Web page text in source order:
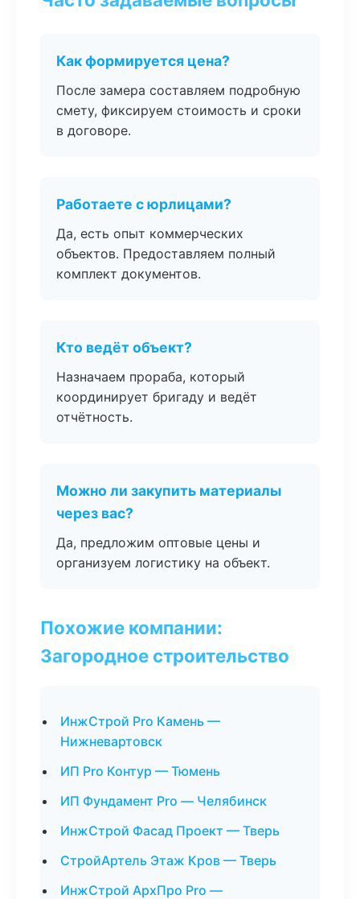
Как формируется цена?
После замера составляем подробную
смету, фиксируем стоимость и сроки
в договоре.
Работаете с юрлицами?
Да, есть опыт коммерческих
объектов. Предоставляем полный
комплект документов.
Кто ведёт объект?
Назначаем прораба, который
координирует бригаду и ведёт
отчётность.
Можно ли закупить материалы
через вас?
Да, предложим оптовые цены и
организуем логистику на объект.
Похожие компании:
Загородное строительство
ИнжСтрой Pro Камень —
Нижневартовск
ИП Pro Контур — Тюмень
ИП Фундамент Pro — Челябинск
ИнжСтрой Фасад Проект — Тверь
СтройАртель Этаж Кров — Тверь
ИнжСтрой АрхПро Pro —